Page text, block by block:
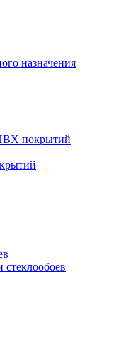
назначения
покрытий